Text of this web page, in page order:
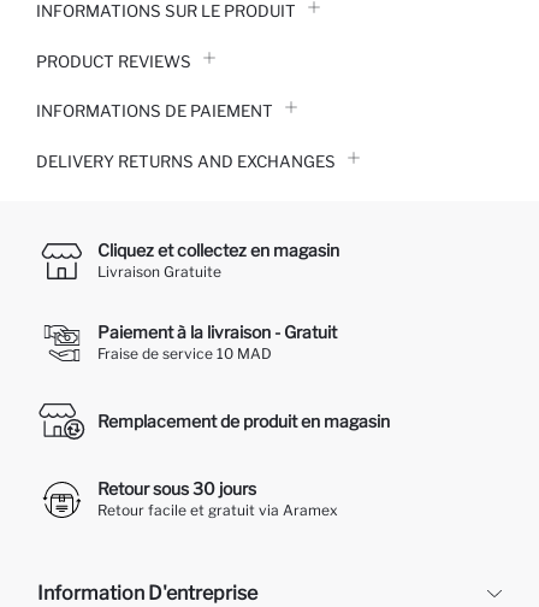
INFORMATIONS SUR LE PRODUIT
PRODUCT REVIEWS
INFORMATIONS DE PAIEMENT
DELIVERY RETURNS AND EXCHANGES
Cliquez et collectez en magasin
Livraison Gratuite
Paiement à la livraison - Gratuit
Fraise de service 10 MAD
Remplacement de produit en magasin
Retour sous 30 jours
Retour facile et gratuit via Aramex
Information D'entreprise